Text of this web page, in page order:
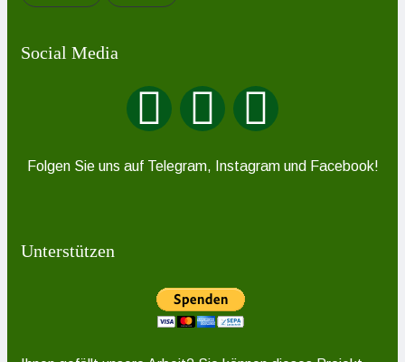
Social Media
Folgen Sie uns auf Telegram, Instagram und Facebook!
Unterstützen